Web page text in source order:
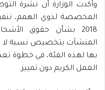
وأكدت الوزارة أن نشرة
2018 بشأن حقوق
بها لهذه الفئة، في خطوة
العمل الكريم دون تمييز.